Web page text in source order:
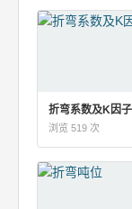
折弯系数及K因
浏览 519 次